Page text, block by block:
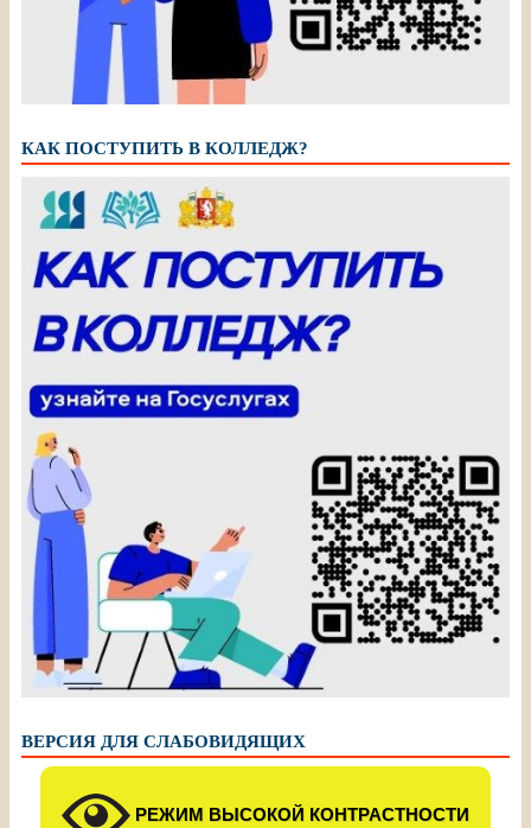
КАК ПОСТУПИТЬ В КОЛЛЕДЖ?
ВЕРСИЯ ДЛЯ СЛАБОВИДЯЩИХ
РЕЖИМ ВЫСОКОЙ КОНТРАСТНОСТИ